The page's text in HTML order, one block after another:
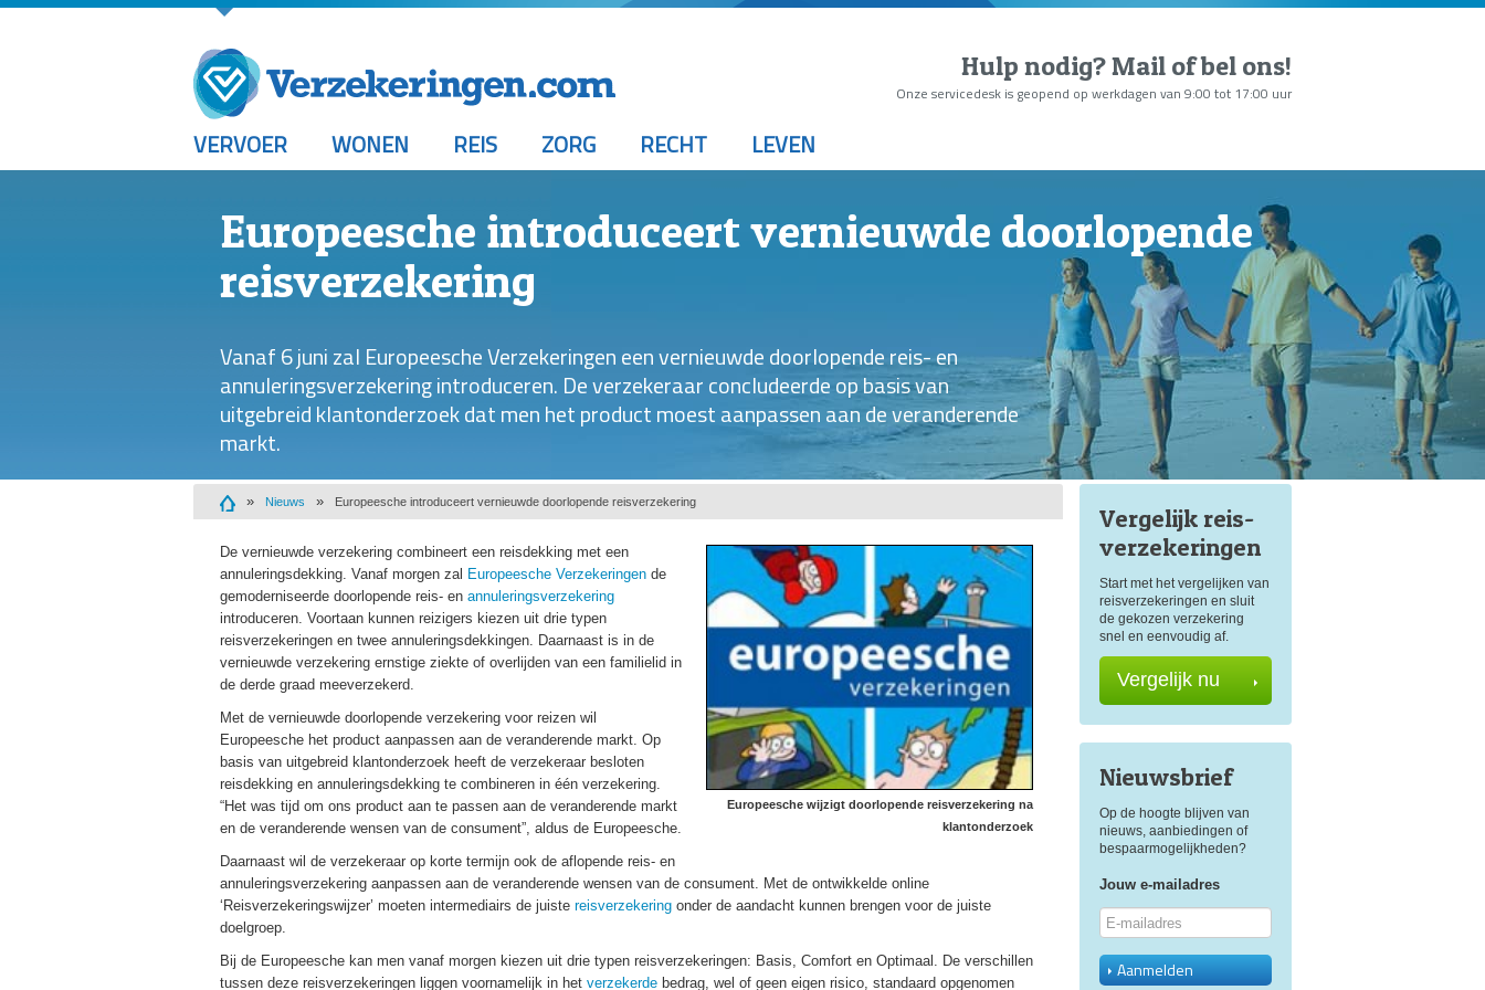
Hulp nodig?Mail of bel ons!
Onze servicedesk is geopend op werkdagen van 9:00 tot 17:00 uur
VERVOER WONEN REIS ZORG RECHT LEVEN
Europeesche introduceert vernieuwde doorlopende
reisverzekering
Vanaf 6 juni zal Europeesche Verzekeringen een vernieuwde doorlopende reis- en
annuleringsverzekering introduceren. De verzekeraar concludeerde op basis van
uitgebreid klantonderzoek dat men het product moest aanpassen aan de veranderende
markt.
Nieuws Europeesche introduceert vernieuwde doorlopende reisverzekering
Europeesche wijzigt doorlopende reisverzekering na
klantonderzoek
De vernieuwde verzekering combineert een reisdekking met een
annuleringsdekking. Vanaf morgen zal Europeesche Verzekeringen de
gemoderniseerde doorlopende reis- en annuleringsverzekering
introduceren. Voortaan kunnen reizigers kiezen uit drie typen
reisverzekeringen en twee annuleringsdekkingen. Daarnaast is in de
vernieuwde verzekering ernstige ziekte of overlijden van een familielid in
de derde graad meeverzekerd.
Met de vernieuwde doorlopende verzekering voor reizen wil
Europeesche het product aanpassen aan de veranderende markt. Op
basis van uitgebreid klantonderzoek heeft de verzekeraar besloten
reisdekking en annuleringsdekking te combineren in één verzekering.
“Het was tijd om ons product aan te passen aan de veranderende markt
en de veranderende wensen van de consument”, aldus de Europeesche.
Daarnaast wil de verzekeraar op korte termijn ook de aflopende reis- en
annuleringsverzekering aanpassen aan de veranderende wensen van de consument. Met de ontwikkelde online
‘Reisverzekeringswijzer’ moeten intermediairs de juiste reisverzekering onder de aandacht kunnen brengen voor de juiste
doelgroep.
Bij de Europeesche kan men vanaf morgen kiezen uit drie typen reisverzekeringen: Basis, Comfort en Optimaal. De verschillen
tussen deze reisverzekeringen liggen voornamelijk in het verzekerde bedrag, wel of geen eigen risico, standaard opgenomen
Vergelijk reis-
verzekeringen
Start met het vergelijken van
reisverzekeringen en sluit
de gekozen verzekering
snel en eenvoudig af.
Vergelijk nu
Nieuwsbrief
Op de hoogte blijven van
nieuws, aanbiedingen of
bespaarmogelijkheden?
Jouw e-mailadres
Aanmelden